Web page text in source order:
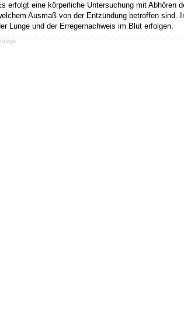
erfolgt eine körperliche Untersuchung mit Abhören
Ausmaß von der Entzündung betroffen sind.
Lunge und der Erregernachweis im Blut erfolgen.